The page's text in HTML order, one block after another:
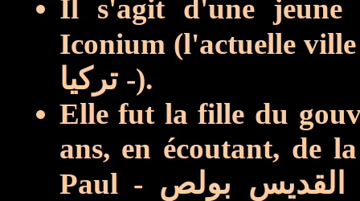
Il s'agit d'une jeune
Iconium (l'actuelle
تركيا -).
Elle fut la fille du
ans, en écoutant, de
Paul -